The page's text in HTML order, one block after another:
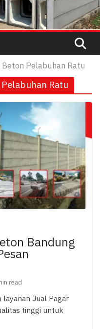
Pelabuhan Ratu
Ratu
Bandung
read
Jual Pagar
tinggi untuk